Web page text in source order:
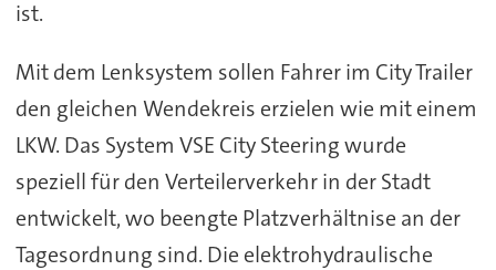
ist.
Mit dem Lenksystem sollen Fahrer im City Trailer
den gleichen Wendekreis erzielen wie mit einem
LKW. Das System VSE City Steering wurde
speziell für den Verteilerverkehr in der Stadt
entwickelt, wo beengte Platzverhältnise an der
Tagesordnung sind. Die elektrohydraulische